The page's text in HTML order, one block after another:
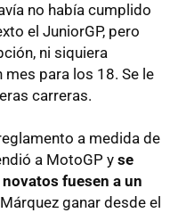
no había cumplido
el JuniorGP, pero
ni siquiera
para los 18. Se le
carreras.
a medida de
a MotoGP y se
fuesen a un
ganar desde el